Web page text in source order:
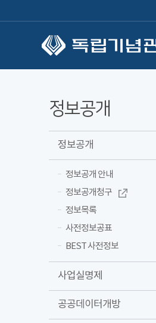
정보공개
정보공개
정보공개 안내
정보공개청구
정보목록
사전정보공표
BEST 사전정보
사업실명제
공공데이터개방